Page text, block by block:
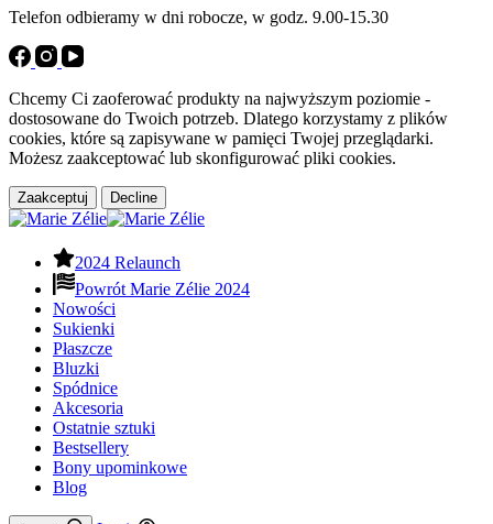
Telefon odbieramy w dni robocze, w godz. 9.00-15.30
Chcemy Ci zaoferować produkty na najwyższym poziomie -
dostosowane do Twoich potrzeb. Dlatego korzystamy z plików
cookies, które są zapisywane w pamięci Twojej przeglądarki.
Możesz zaakceptować lub skonfigurować pliki cookies.
Zaakceptuj Decline
2024 Relaunch
Powrót Marie Zélie 2024
Nowości
Sukienki
Płaszcze
Bluzki
Spódnice
Akcesoria
Ostatnie sztuki
Bestsellery
Bony upominkowe
Blog